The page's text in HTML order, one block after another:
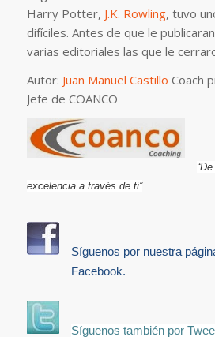
Harry Potter, J.K. Rowling, tuvo
difíciles. Antes de que le
varias editoriales las que le
Autor: Juan Manuel Castillo Coach
Jefe de COANCO
excelencia a través de ti”
Síguenos por nuestra
Facebook.
Síguenos también por